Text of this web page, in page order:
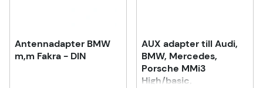
Antennadapter BMW
m,m Fakra - DIN
AUX adapter till Audi,
BMW, Mercedes,
Porsche MMi3
High/basic,